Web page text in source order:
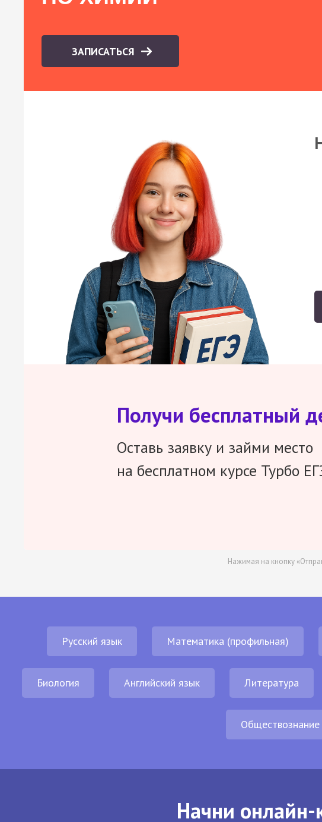
ЗАПИСАТЬСЯ
Получи бесплатный
Оставь заявку и займи место
на бесплатном курсе Турбо
Нажимая на кнопку
Русский язык Математика (профильная)
Биология Английский язык Литература
Начни онлайн-